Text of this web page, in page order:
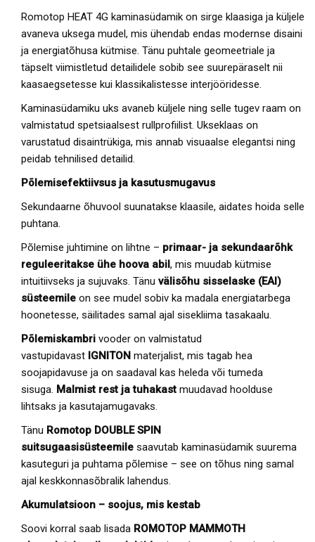
Romotop HEAT 4G kaminasüdamik on sirge klaasiga ja küljele
avaneva uksega mudel, mis ühendab endas modernse disaini
ja energiatõhusa kütmise. Tänu puhtale geomeetriale ja
täpselt viimistletud detailidele sobib see suurepäraselt nii
kaasaegsetesse kui klassikalistesse interjööridesse.
Kaminasüdamiku uks avaneb küljele ning selle tugev raam on
valmistatud spetsiaalsest rullprofiilist. Ukseklaas on
varustatud disaintrükiga, mis annab visuaalse elegantsi ning
peidab tehnilised detailid.
Põlemisefektiivsus ja kasutusmugavus
Sekundaarne õhuvool suunatakse klaasile, aidates hoida selle
puhtana.
Põlemise juhtimine on lihtne – primaar- ja sekundaarõhk
reguleeritakse ühe hoova abil, mis muudab kütmise
intuitiivseks ja sujuvaks. Tänu välisõhu sisselaske (EAI)
süsteemile on see mudel sobiv ka madala energiatarbega
hoonetesse, säilitades samal ajal sisekliima tasakaalu.
Põlemiskambri vooder on valmistatud
vastupidavast IGNITON materjalist, mis tagab hea
soojapidavuse ja on saadaval kas heleda või tumeda
sisuga. Malmist rest ja tuhakast muudavad hoolduse
lihtsaks ja kasutajamugavaks.
Tänu Romotop DOUBLE SPIN
suitsugaasisüsteemile saavutab kaminasüdamik suurema
kasuteguri ja puhtama põlemise – see on tõhus ning samal
ajal keskkonnasõbralik lahendus.
Akumulatsioon – soojus, mis kestab
Soovi korral saab lisada ROMOTOP MAMMOTH